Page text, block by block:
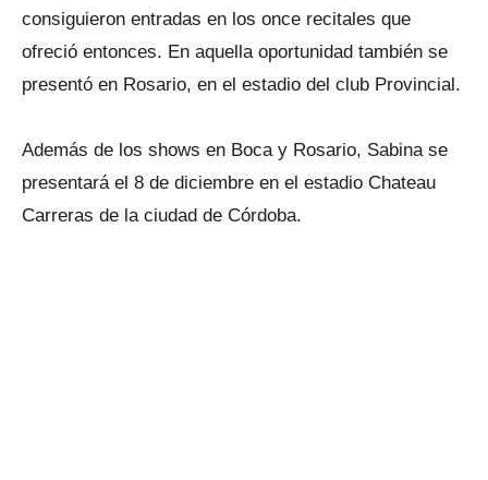
consiguieron entradas en los once recitales que
ofreció entonces. En aquella oportunidad también se
presentó en Rosario, en el estadio del club Provincial.
Además de los shows en Boca y Rosario, Sabina se
presentará el 8 de diciembre en el estadio Chateau
Carreras de la ciudad de Córdoba.